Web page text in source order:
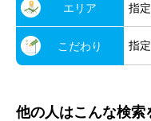
エリア 指
こだわり 指
他の人はこんな検索